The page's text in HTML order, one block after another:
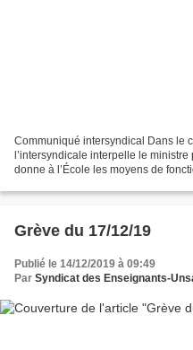
Communiqué intersyndical Dans le
l’intersyndicale interpelle le
donne à l’École les moyens de
Grève du 17/12/19
Publié le 14/12/2019 à 09:49
Par Syndicat des Enseignants-